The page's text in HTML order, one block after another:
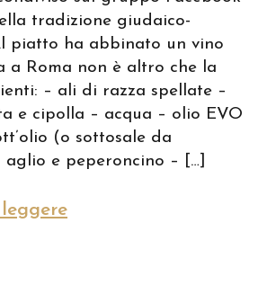
tradizione giudaico-
piatto ha abbinato un vino
a Roma non è altro che la
– ali di razza spellate –
e cipolla – acqua – olio EVO
(o sottosale da
aglio e peperoncino – […]